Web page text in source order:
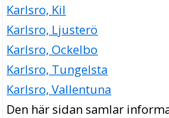
Karlsro, Kil
Karlsro, Ljusterö
Karlsro, Ockelbo
Karlsro, Tungelsta
Karlsro, Vallentuna
Den här sidan samlar